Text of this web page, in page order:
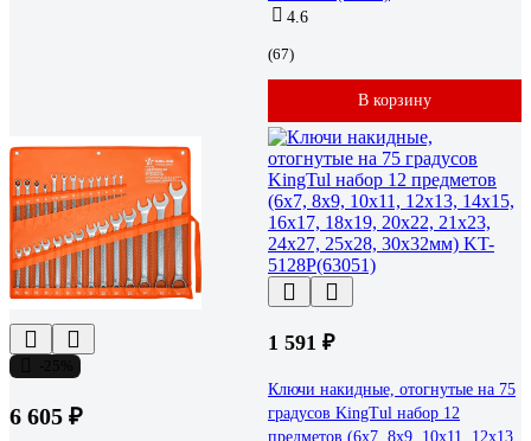
4.6
(67)
В корзину
6 605 ₽
1 591 ₽
Ключи накидные, отогнутые на 75
градусов KingTul набор 12
предметов (6х7, 8х9, 10х11, 12х13,